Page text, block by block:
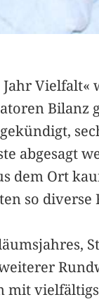
Bilanz
dem Ort
so